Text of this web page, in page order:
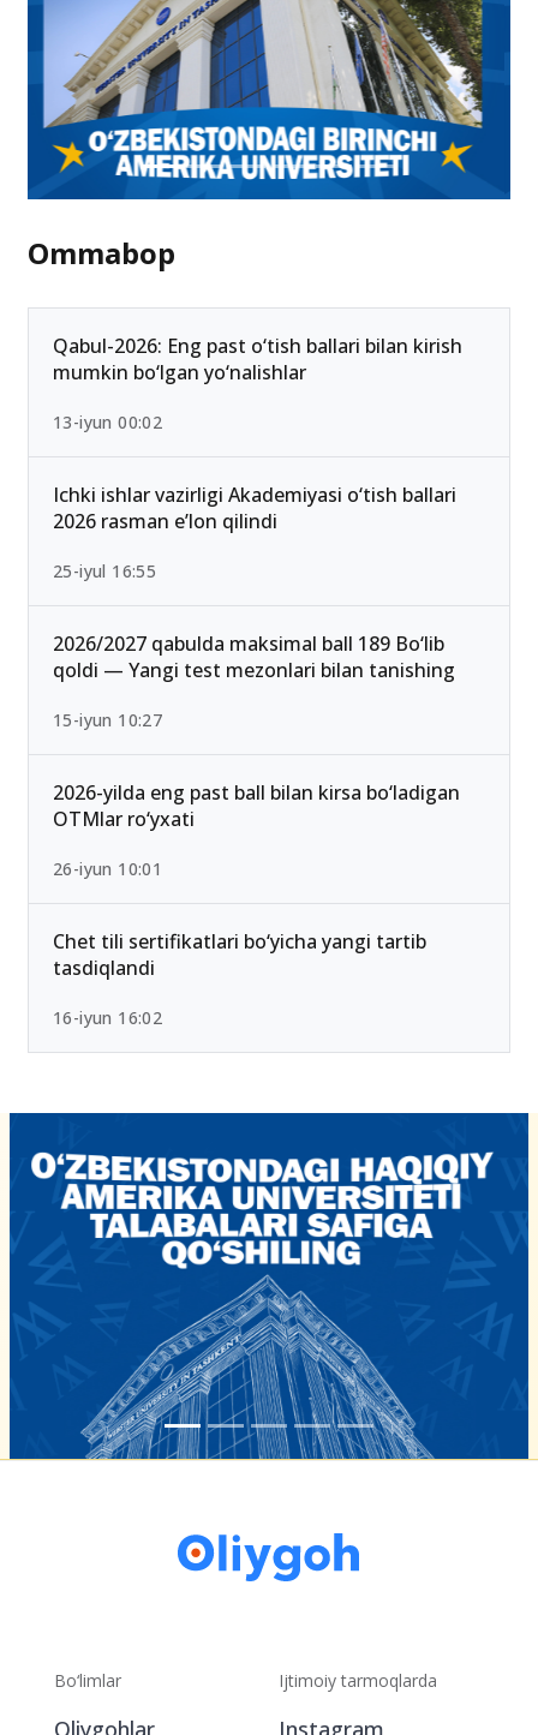
Ommabop
Qabul-2026: Eng past o‘tish ballari bilan kirish
mumkin bo‘lgan yo‘nalishlar
13-iyun 00:02
Ichki ishlar vazirligi Akademiyasi o‘tish ballari
2026 rasman e’lon qilindi
25-iyul 16:55
2026/2027 qabulda maksimal ball 189 Bo‘lib
qoldi — Yangi test mezonlari bilan tanishing
15-iyun 10:27
2026-yilda eng past ball bilan kirsa bo‘ladigan
OTMlar ro‘yxati
26-iyun 10:01
Chet tili sertifikatlari bo‘yicha yangi tartib
tasdiqlandi
16-iyun 16:02
Bo‘limlar
Oliygohlar
Ijtimoiy tarmoqlarda
Instagram